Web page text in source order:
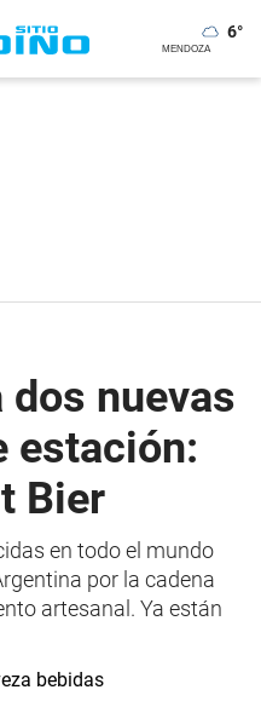
6°
nuevas
estación:
Bier
en todo el mundo
por la cadena
artesanal. Ya están